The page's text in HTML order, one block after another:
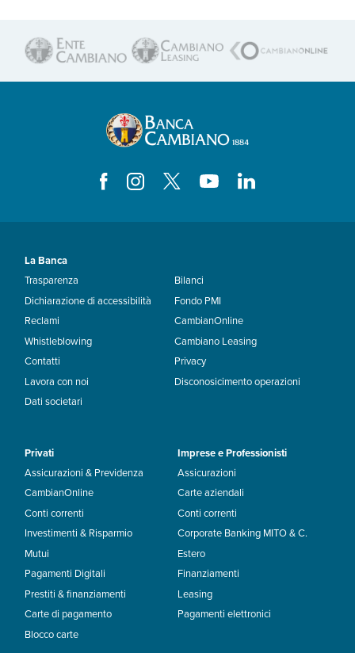
La Banca
Trasparenza
Dichiarazione di accessibilità
Reclami
Whistleblowing
Contatti
Lavora con noi
Dati societari
Bilanci
Fondo PMI
CambianOnline
Cambiano Leasing
Privacy
Disconosicimento operazioni
Privati
Assicurazioni & Previdenza
CambianOnline
Conti correnti
Investimenti & Risparmio
Mutui
Pagamenti Digitali
Prestiti & finanziamenti
Carte di pagamento
Blocco carte
Imprese e Professionisti
Assicurazioni
Carte aziendali
Conti correnti
Corporate Banking MITO & C.
Estero
Finanziamenti
Leasing
Pagamenti elettronici